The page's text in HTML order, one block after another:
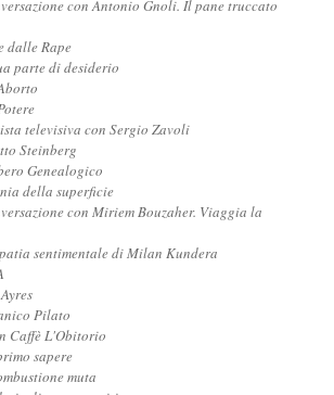
con Antonio Gnoli. Il pane truccato
dalle Rape
parte di desiderio
televisiva con Sergio Zavoli
Steinberg
Genealogico
della superficie
con Miriem Bouzaher. Viaggia la
sentimentale di Milan Kundera
Pilato
Caffè L'Obitorio
sapere
muta